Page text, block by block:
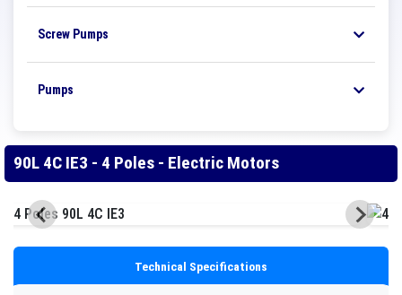
Screw Pumps
Pumps
90L 4C IE3 - 4 Poles - Electric Motors
Technical Specifications